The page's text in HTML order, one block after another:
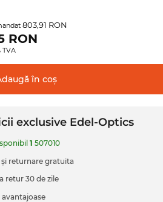
803,91 RON
RON
TVA
în coş
exclusive Edel-Optics
1 507010
şi returnare gratuita
retur 30 de zile